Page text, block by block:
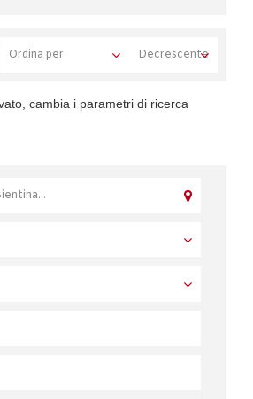
cambia i parametri di ricerca